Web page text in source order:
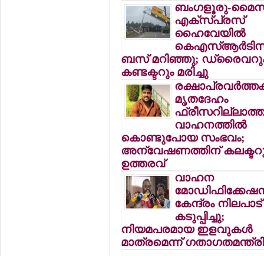
ബംഗളൂരു-
എക്‌സ്പ്രസ്
ഹൈവേയില്‍
ബസ് മറിഞ്ഞു;
കണ്ടക്ടറും മരിച്ചു
മൃതദേഹം
വാഹനത്തില്‍
കൊണ്ടുപോയ സംഭവം;
അന്വേഷണത്തിന്
ഉത്തരവ്
വാഹന
കേന്ദ്രം നിലപാട്
കടുപ്പിച്ചു;
നിയമപരമായ ഇളവുകള്‍
മാത്രമെന്ന് ഗതാഗതമന്ത്രി